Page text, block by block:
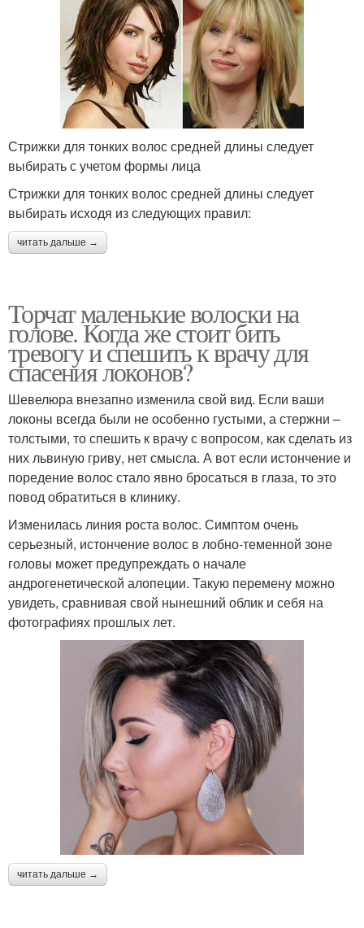
Стрижки для тонких волос средней длины следует
выбирать с учетом формы лица
Стрижки для тонких волос средней длины следует
выбирать исходя из следующих правил:
читать дальше →
Торчат маленькие волоски на
голове. Когда же стоит бить
тревогу и спешить к врачу для
спасения локонов?
Шевелюра внезапно изменила свой вид. Если ваши
локоны всегда были не особенно густыми, а стержни –
толстыми, то спешить к врачу с вопросом, как сделать из
них львиную гриву, нет смысла. А вот если истончение и
поредение волос стало явно бросаться в глаза, то это
повод обратиться в клинику.
Изменилась линия роста волос. Симптом очень
серьезный, истончение волос в лобно-теменной зоне
головы может предупреждать о начале
андрогенетической алопеции. Такую перемену можно
увидеть, сравнивая свой нынешний облик и себя на
фотографиях прошлых лет.
читать дальше →